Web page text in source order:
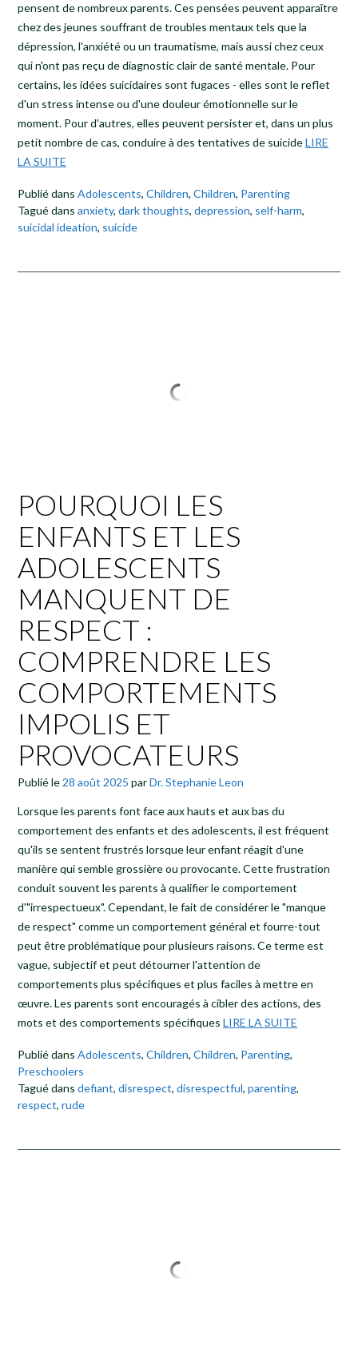
pensent de nombreux parents. Ces pensées peuvent apparaître
chez des jeunes souffrant de troubles mentaux tels que la
dépression, l'anxiété ou un traumatisme, mais aussi chez ceux
qui n'ont pas reçu de diagnostic clair de santé mentale. Pour
certains, les idées suicidaires sont fugaces - elles sont le reflet
d'un stress intense ou d'une douleur émotionnelle sur le
moment. Pour d'autres, elles peuvent persister et, dans un plus
petit nombre de cas, conduire à des tentatives de suicideLIRE
LA SUITE
Publié dans Adolescents, Children, Children, Parenting
Tagué dans anxiety, dark thoughts, depression, self-harm,
suicidal ideation, suicide
POURQUOI LES
ENFANTS ET LES
ADOLESCENTS
MANQUENT DE
RESPECT :
COMPRENDRE LES
COMPORTEMENTS
IMPOLIS ET
PROVOCATEURS
Publié le 28 août 2025 parDr. Stephanie Leon
Lorsque les parents font face aux hauts et aux bas du
comportement des enfants et des adolescents, il est fréquent
qu'ils se sentent frustrés lorsque leur enfant réagit d'une
manière qui semble grossière ou provocante. Cette frustration
conduit souvent les parents à qualifier le comportement
d'"irrespectueux". Cependant, le fait de considérer le "manque
de respect" comme un comportement général et fourre-tout
peut être problématique pour plusieurs raisons. Ce terme est
vague, subjectif et peut détourner l'attention de
comportements plus spécifiques et plus faciles à mettre en
œuvre. Les parents sont encouragés à cibler des actions, des
mots et des comportements spécifiques LIRE LA SUITE
Publié dans Adolescents, Children, Children, Parenting,
Preschoolers
Tagué dans defiant, disrespect, disrespectful, parenting,
respect, rude